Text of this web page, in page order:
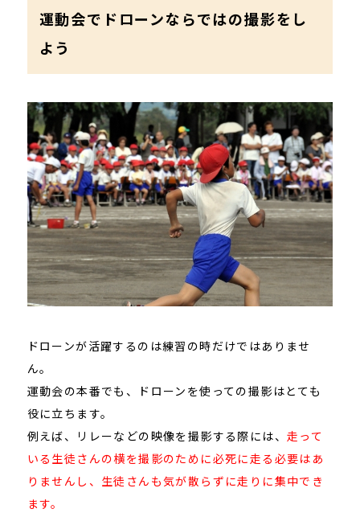
運動会でドローンならではの撮影をし
よう
ドローンが活躍するのは練習の時だけではありませ
ん。
運動会の本番でも、ドローンを使っての撮影はとても
役に立ちます。
例えば、リレーなどの映像を撮影する際には、 走って
いる生徒さんの横を撮影のために必死に走る必要はあ
りませんし、生徒さんも気が散らずに走りに集中でき
ます。